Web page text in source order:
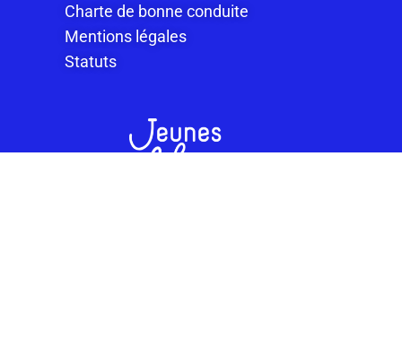
Charte de bonne conduite
Mentions légales
Statuts